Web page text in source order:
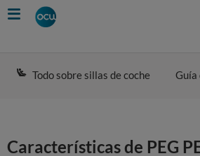
Skip
to
Todo sobre sillas de coche Guía
Características de PEG